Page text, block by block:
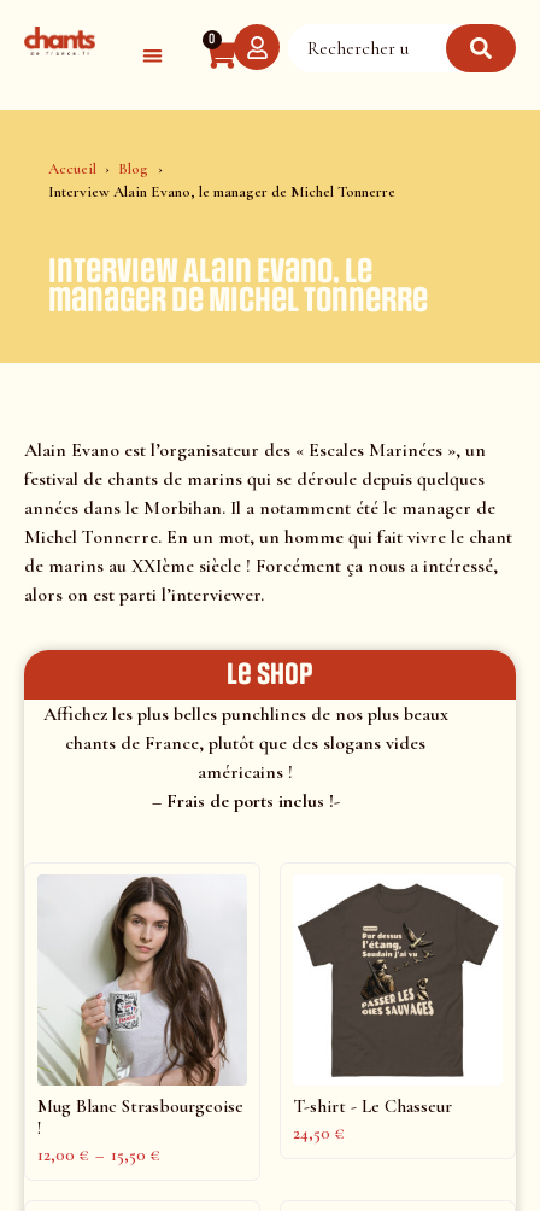
0
Accueil
Blog
Interview Alain Evano, le manager de Michel Tonnerre
Interview Alain Evano, le
manager de Michel Tonnerre
Alain Evano est l’organisateur des « Escales Marinées », un
festival de chants de marins qui se déroule depuis quelques
années dans le Morbihan. Il a notamment été le manager de
Michel Tonnerre. En un mot, un homme qui fait vivre le chant
de marins au XXIème siècle ! Forcément ça nous a intéressé,
alors on est parti l’interviewer.
le shop
Affichez les plus belles punchlines de nos plus beaux
chants de France, plutôt que des slogans vides
américains !
– Frais de ports inclus !-
Mug Blanc Strasbourgeoise
!
12,00 € – 15,50 €
T-shirt - Le Chasseur
24,50 €